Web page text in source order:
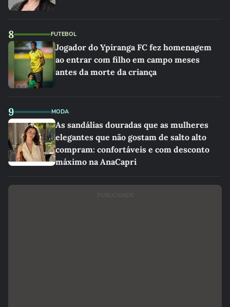
8 FUTEBOL
Jogador do Ypiranga FC fez homenagem
ao entrar com filho em campo meses
antes da morte da criança
9 MODA
As sandálias douradas que as mulheres
elegantes que não gostam de salto alto
compram: confortáveis e com desconto
máximo na AnaCapri
PUBLICIDADE